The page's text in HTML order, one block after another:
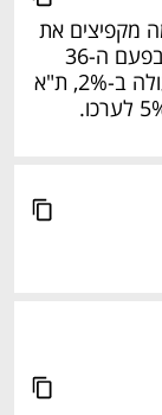
הדיווחים על הסכמת חמאס לסיום המלחמה מקפיצים את
המדדים - מדד ת"א 125 שובר את השיא בפעם ה-36
מתחילת 2025 ועולה ב-2.4%; ת"א 35 עולה ב-2%, ת"א